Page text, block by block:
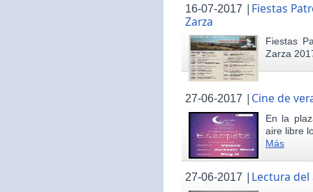
16-07-2017 | Fiestas
Zarza
Fiestas
Zarza
27-06-2017 | Cine de
En la
aire libre
Más
27-06-2017 | Lectura del